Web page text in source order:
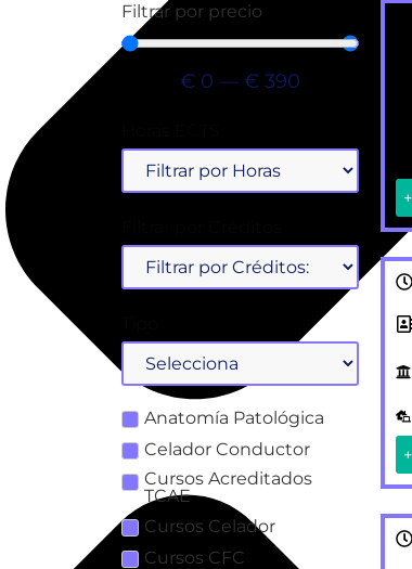
Filtrar por precio
€ 0 —€ 390
Anatomía Patológica
Celador Conductor
Cursos Acreditados
TCAE
Cursos Celador
Cursos CFC